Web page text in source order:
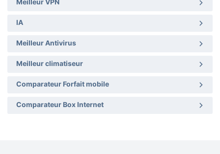
Meilleur VPN
IA
Meilleur Antivirus
Meilleur climatiseur
Comparateur Forfait mobile
Comparateur Box Internet